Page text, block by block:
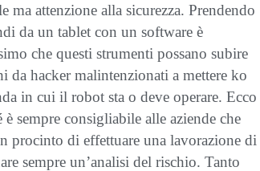
ma attenzione alla sicurezza. Prendendo
da un tablet con un software è
che questi strumenti possano subire
da hacker malintenzionati a mettere ko
in cui il robot sta o deve operare. Ecco
è sempre consigliabile alle aziende che
procinto di effettuare una lavorazione di
sempre un’analisi del rischio. Tanto